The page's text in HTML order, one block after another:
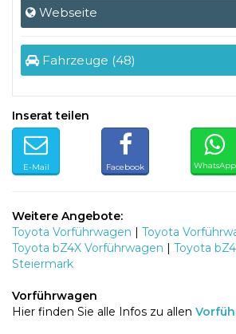
Webseite
Fahrzeuge (48)
Inserat teilen
E-Mail Facebook WhatsApp
Weitere Angebote:
Toyota Vorführwagen | Toyota
Toyota bZ4X Vorführwagen | Toyota
Steiermark
Vorführwagen
Hier finden Sie alle Infos zu allen